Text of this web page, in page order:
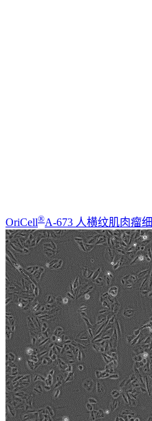
OriCell®A-673 人横纹肌肉瘤